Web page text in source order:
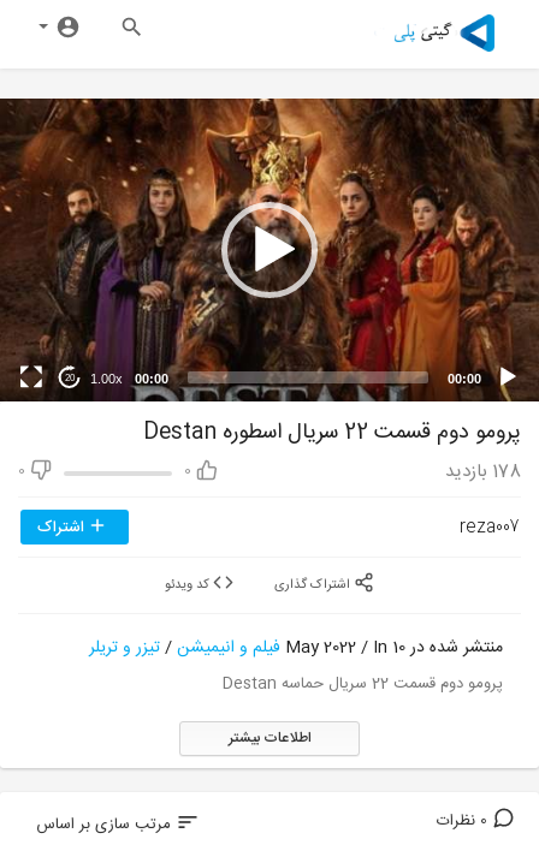
00:00
00:00
1.00x
20
پرومو دوم قسمت 22 سریال اسطوره Destan
0
0 178 بازدید
reza007 اشتراک
منتشر شده در 10 May 2022 / In فیلم و انیمیشن/تیزر و تریلر
پرومو دوم قسمت 22 سریال حماسه Destan
اطلاعات بیشتر
sort مرتب سازی بر اساس